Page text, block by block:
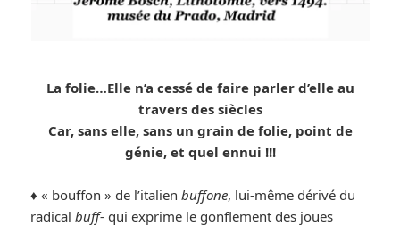
La folie…Elle n’a cessé de faire parler d’elle au
travers des siècles
Car, sans elle, sans un grain de folie, point de
génie, et quel ennui !!!
♦️ « bouffon » de l’italienbuffone, lui-même dérivé du
radicalbuff- qui exprime le gonflement des joues